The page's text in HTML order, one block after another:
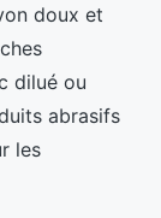
doux et
dilué ou
abrasifs
les